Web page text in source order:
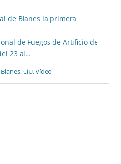
de Blanes la primera
de Fuegos de Artificio de
23 al…
Blanes,CiU,vídeo